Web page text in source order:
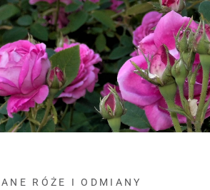
RÓŻE I ODMIANY